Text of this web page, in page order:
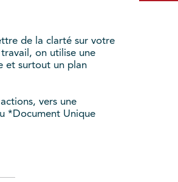
de la clarté sur votre
on utilise une
et surtout un plan
vers une
*Document Unique